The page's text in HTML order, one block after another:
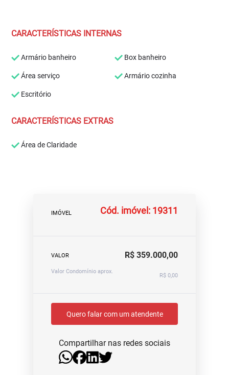
CARACTERÍSTICAS INTERNAS
Armário banheiro Box banheiro
Área serviço Armário cozinha
Escritório
CARACTERÍSTICAS EXTRAS
Área de Claridade
IMÓVEL Cód. imóvel: 19311
VALOR R$ 359.000,00
Valor Condomínio aprox.
R$ 0,00
Quero falar com um atendente
Compartilhar nas redes sociais